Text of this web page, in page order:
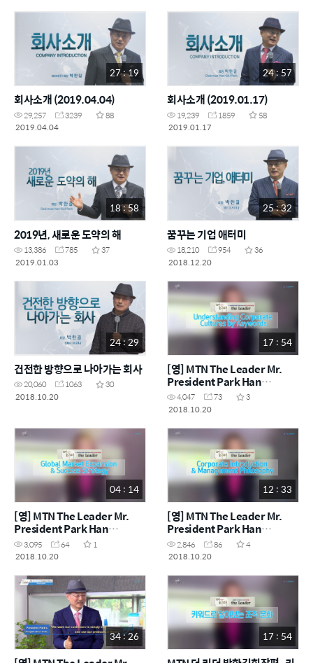
27 : 19
회사소개 (2019.04.04)
29,257 3239
88
2019.04.04
24 : 57
회사소개 (2019.01.17)
19,239 1859
58
2019.01.17
18 : 58
2019년, 새로운 도약의 해
13,386 785
37
2019.01.03
25 : 32
꿈꾸는 기업 애터미
18,210 954
36
2018.12.20
24 : 29
건전한 방향으로 나아가는 회사
20,060 1063
30
2018.10.20
17 : 54
[영] MTN The Leader Mr.
President Park Han
gil_Understanding
Corporate Cultures by
4,047 73
3
2018.10.20
04 : 14
[영] MTN The Leader Mr.
President Park Han
gil_Global Market
Expansion & Success
3,095 64
1
2018.10.20
12 : 33
[영] MTN The Leader Mr.
President Park Han
gil_Corporate introduction
& Management Philosophy
2,846 86
4
2018.10.20
34 : 26 17 : 54